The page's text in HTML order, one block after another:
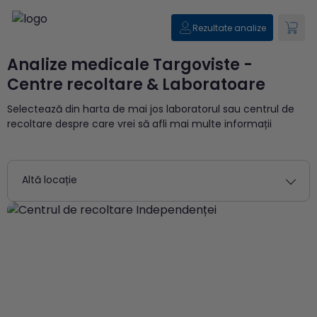
Rezultate analize
Analize medicale Targoviste -
Centre recoltare & Laboratoare
Selectează din harta de mai jos laboratorul sau centrul de
recoltare despre care vrei să afli mai multe informații
Altă locație